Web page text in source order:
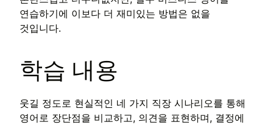
연습하기에 이보다 더 재미있는 방법은 없을
것입니다.
학습 내용
웃길 정도로 현실적인 네 가지 직장 시나리오를 통해
영어로 장단점을 비교하고, 의견을 표현하며, 결정에